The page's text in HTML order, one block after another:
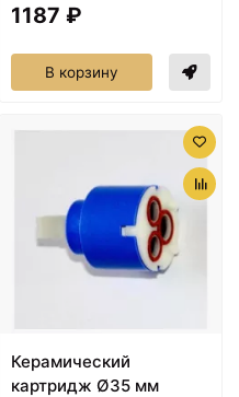
1187 ₽
В корзину
Керамический
картридж Ø35 мм